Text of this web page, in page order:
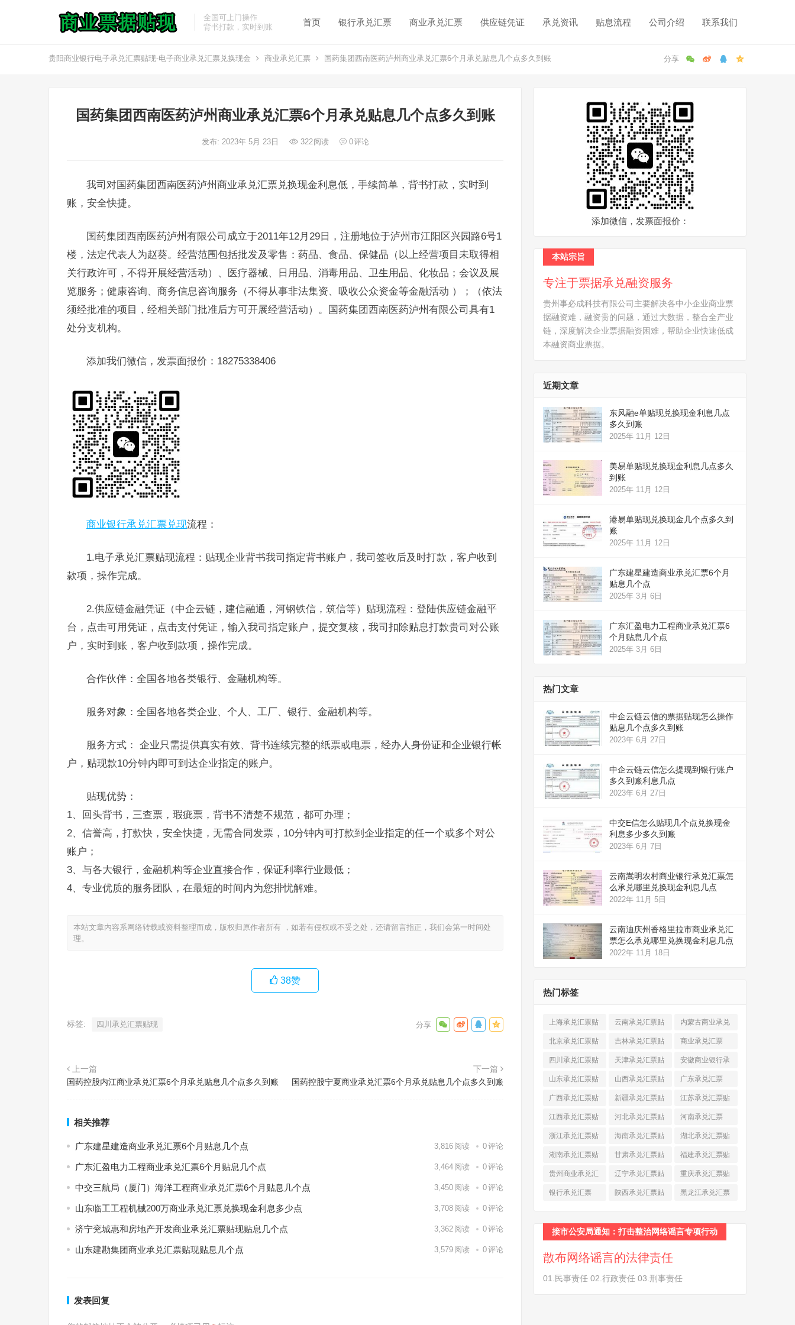
全国可上门操作
背书打款，实时到账
首页 银行承兑汇票 商业承兑汇票 供应链凭证 承兑资讯 贴息流程 公司介绍 联系我们
贵阳商业银行电子承兑汇票贴现-电子商业承兑汇票兑换现金 商业承兑汇票 国药集团西南医药泸州商业承兑汇票6个月承兑贴息几个点多久到账
国药集团西南医药泸州商业承兑汇票6个月承兑贴息几个点多久到账
发布: 2023年 5月 23日 322阅读 0评论
我司对国药集团西南医药泸州商业承兑汇票兑换现金利息低，手续简单，背书打款，实时到
账，安全快捷。
国药集团西南医药泸州有限公司成立于2011年12月29日，注册地位于泸州市江阳区兴园路6号1
楼，法定代表人为赵葵。经营范围包括批发及零售：药品、食品、保健品（以上经营项目未取得相
关行政许可，不得开展经营活动）、医疗器械、日用品、消毒用品、卫生用品、化妆品；会议及展
览服务；健康咨询、商务信息咨询服务（不得从事非法集资、吸收公众资金等金融活动 ）；（依法
须经批准的项目，经相关部门批准后方可开展经营活动）。国药集团西南医药泸州有限公司具有1
处分支机构。
添加我们微信，发票面报价：18275338406
商业银行承兑汇票兑现流程：
1.电子承兑汇票贴现流程：贴现企业背书我司指定背书账户，我司签收后及时打款，客户收到
款项，操作完成。
2.供应链金融凭证（中企云链，建信融通，河钢铁信，筑信等）贴现流程：登陆供应链金融平
台，点击可用凭证，点击支付凭证，输入我司指定账户，提交复核，我司扣除贴息打款贵司对公账
户，实时到账，客户收到款项，操作完成。
合作伙伴：全国各地各类银行、金融机构等。
服务对象：全国各地各类企业、个人、工厂、银行、金融机构等。
服务方式： 企业只需提供真实有效、背书连续完整的纸票或电票，经办人身份证和企业银行帐
户，贴现款10分钟内即可到达企业指定的账户。
贴现优势：
1、回头背书，三查票，瑕疵票，背书不清楚不规范，都可办理；
2、信誉高，打款快，安全快捷，无需合同发票，10分钟内可打款到企业指定的任一个或多个对公
账户；
3、与各大银行，金融机构等企业直接合作，保证利率行业最低；
4、专业优质的服务团队，在最短的时间内为您排忧解难。
本站文章内容系网络转载或资料整理而成，版权归原作者所有 ，如若有侵权或不妥之处，还请留言指正，我们会第一时间处
理。
38赞
标签: 四川承兑汇票贴现
上一篇
国药控股内江商业承兑汇票6个月承兑贴息几个点多久到账
下一篇
国药控股宁夏商业承兑汇票6个月承兑贴息几个点多久到账
相关推荐
广东建星建造商业承兑汇票6个月贴息几个点 3,816 阅读 0评论
广东汇盈电力工程商业承兑汇票6个月贴息几个点 3,464 阅读 0评论
中交三航局（厦门）海洋工程商业承兑汇票6个月贴息几个点 3,450 阅读 0评论
山东临工工程机械200万商业承兑汇票兑换现金利息多少点 3,708 阅读 0评论
济宁兖城惠和房地产开发商业承兑汇票贴现贴息几个点 3,362 阅读 0评论
山东建勘集团商业承兑汇票贴现贴息几个点 3,579 阅读 0评论
发表回复
添加微信，发票面报价：
本站宗旨
专注于票据承兑融资服务
贵州事必成科技有限公司主要解决各中小企业商业票
据融资难，融资贵的问题，通过大数据，整合全产业
链，深度解决企业票据融资困难，帮助企业快速低成
本融资商业票据。
近期文章
东风融e单贴现兑换现金利息几点
多久到账
2025年 11月 12日
美易单贴现兑换现金利息几点多久
到账
2025年 11月 12日
港易单贴现兑换现金几个点多久到
账
2025年 11月 12日
广东建星建造商业承兑汇票6个月
贴息几个点
2025年 3月 6日
广东汇盈电力工程商业承兑汇票6
个月贴息几个点
2025年 3月 6日
热门文章
中企云链云信的票据贴现怎么操作
贴息几个点多久到账
2023年 6月 27日
中企云链云信怎么提现到银行账户
多久到账利息几点
2023年 6月 27日
中交E信怎么贴现几个点兑换现金
利息多少多久到账
2023年 6月 7日
云南嵩明农村商业银行承兑汇票怎
么承兑哪里兑换现金利息几点
2022年 11月 5日
云南迪庆州香格里拉市商业承兑汇
票怎么承兑哪里兑换现金利息几点
2022年 11月 18日
热门标签
上海承兑汇票贴
现(520)
云南承兑汇票贴
现(324)
内蒙古商业承兑
汇票(316)
北京承兑汇票贴
现 (912)
吉林承兑汇票贴
现(123)
商业承兑汇票
(225)
四川承兑汇票贴
现(790)
天津承兑汇票贴
现(242)
安徽商业银行承
兑汇票 (565)
山东承兑汇票贴
现(874)
山西承兑汇票贴
现(463)
广东承兑汇票
(979)
广西承兑汇票贴
现(278)
新疆承兑汇票贴
现(264)
江苏承兑汇票贴
现(774)
江西承兑汇票贴
现(366)
河北承兑汇票贴
现(374)
河南承兑汇票
(518)
浙江承兑汇票贴
现(691)
海南承兑汇票贴
现(145)
湖北承兑汇票贴
现(587)
湖南承兑汇票贴
现(453)
甘肃承兑汇票贴
现(194)
福建承兑汇票贴
现(945)
贵州商业承兑汇
票(284)
辽宁承兑汇票贴
现(344)
重庆承兑汇票贴
现(232)
银行承兑汇票
陕西承兑汇票贴
黑龙江承兑汇票
接市公安局通知：打击整治网络谣言专项行动
散布网络谣言的法律责任
01.民事责任 02.行政责任 03.刑事责任